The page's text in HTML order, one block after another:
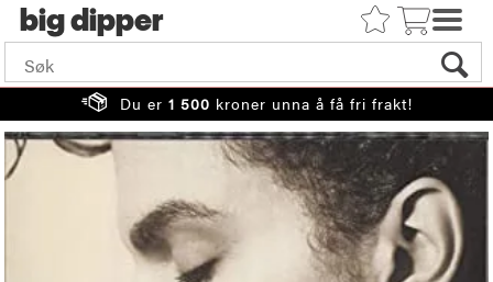
big
Du er 1 500 kroner unna å få fri frakt!